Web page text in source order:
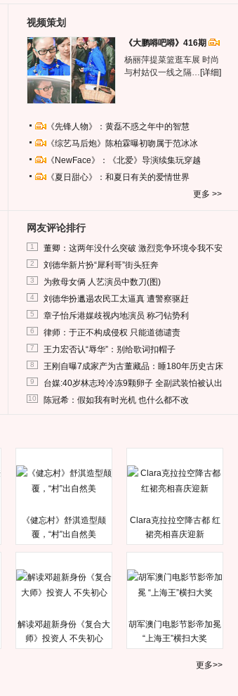
视频策划
《大鹏嘚吧嘚》416期
杨丽萍提菜篮逛车展 时尚
与村姑仅一线之隔… [详细]
《先锋人物》：黄磊不惑之年中的智慧
《综艺马后炮》陈柏霖曝初吻属于范冰冰
《NewFace》：《北爱》导演续集玩穿越
《夏日甜心》：和夏日有关的爱情世界
更多 >>
网友评论排行
1 董卿：这两年没什么突破 激烈竞争环境令我不安
2 刘德华新片扮“犀利哥”街头狂奔
3 为救母女俩 人艺演员中数刀(图)
4 刘德华扮邋遢农民工太逼真 遭警察驱赶
5 章子怡斥港媒歧视内地演员 称刁钻势利
6 律师：于正不构成侵权 只能道德谴责
7 王力宏否认“辱华”：别给歌词扣帽子
8 王刚自曝7成家产为古董藏品：睡180年历史古床
9 台媒:40岁林志玲冷冻9颗卵子 全副武装怕被认出
10 陈冠希：假如我有时光机 也什么都不改
《健忘村》舒淇造型颠
覆，“村”出自然美
Clara克拉拉空降古都 红
裙亮相喜庆迎新
解读邓超新身份《复合大
师》投资人 不失初心
胡军澳门电影节影帝加冕
“上海王”横扫大奖
更多>>